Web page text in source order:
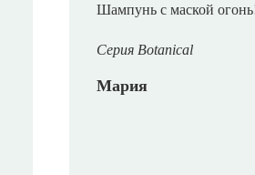
Шампунь с маской
Серия Botanical
Мария